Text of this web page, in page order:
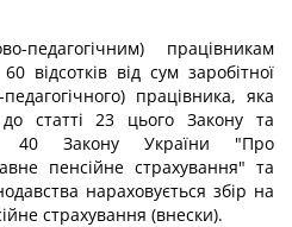
педагогічним) працівникам
відсотків від сум заробітної
працівника, яка
до статті 23 цього Закону та
40 Закону України "Про
пенсійне страхування" та
нараховується збір на
страхування (внески).